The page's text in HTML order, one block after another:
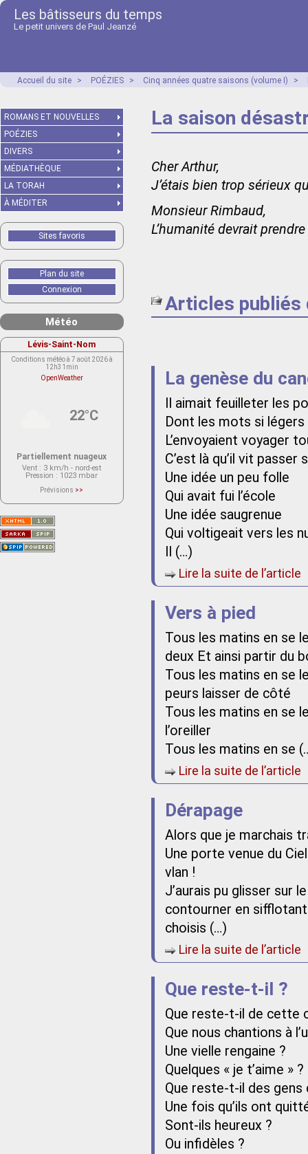
Les bâtisseurs du temps
Le petit univers de Paul Jeanzé
Accueil du site > POÉZIES > Cinq années quatre saisons (volume I) >
La saison
Cher Arthur,
J’étais bien trop sérieux
Monsieur Rimbaud,
L’humanité devrait
Articles publiés
La genèse du
Il aimait feuilleter les
Dont les mots si
L’envoyaient voyager
C’est là qu’il vit passer
Une idée un peu folle
Qui avait fui l’école
Une idée saugrenue
Qui voltigeait vers les
Il (…)
Lire la suite de l’article
Vers à pied
Tous les matins en se
deux Et ainsi partir du
Tous les matins en se
peurs laisser de côté
Tous les matins en se
l’oreiller
Tous les matins en se
Lire la suite de l’article
Dérapage
Alors que je marchais
Une porte venue du
vlan !
J’aurais pu glisser sur
contourner en
choisis (…)
Lire la suite de l’article
Que reste-t-il ?
Que reste-t-il de cette
Que nous chantions à
Une vielle rengaine ?
Quelques « je t’aime » ?
Que reste-t-il des gens
Une fois qu’ils ont
Sont-ils heureux ?
Ou infidèles ?
ROMANS ET NOUVELLES
POÉZIES
DIVERS
MÉDIATHÈQUE
LA TORAH
À MÉDITER
Sites favoris
Plan du site
Connexion
Météo
Lévis-Saint-Nom
Conditions météo à 7 août 2026 à
12h31min
OpenWeather
22°C
Partiellement nuageux
Vent : 3 km/h - nord-est
Pression : 1023 mbar
Prévisions >>
actuellement aucune prévision
Saint-Nom.
Veuillez consulter le message du
service ci-dessous.
(401 - Invalid API key. Please see
https://openweathermap.org/faq#error401